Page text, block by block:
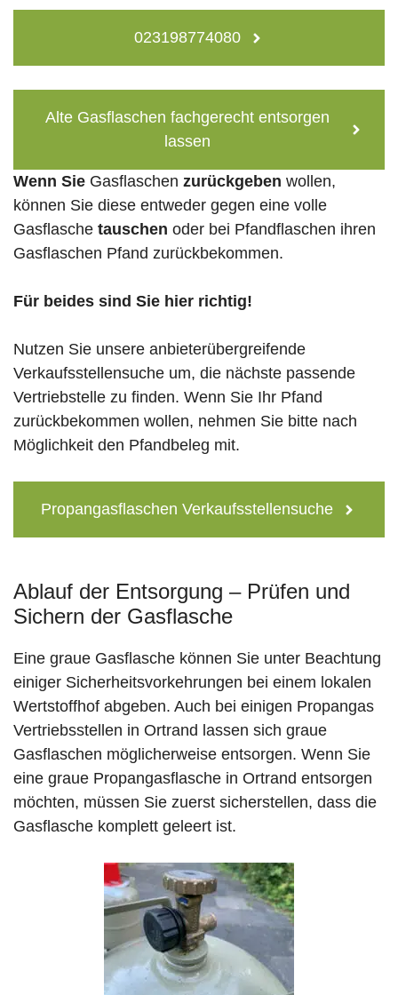
023198774080
Alte Gasflaschen fachgerecht entsorgen
lassen
Wenn Sie Gasflaschen zurückgeben wollen,
können Sie diese entweder gegen eine volle
Gasflasche tauschen oder bei Pfandflaschen ihren
Gasflaschen Pfand zurückbekommen.
Für beides sind Sie hier richtig!
Nutzen Sie unsere anbieterübergreifende
Verkaufsstellensuche um, die nächste passende
Vertriebstelle zu finden. Wenn Sie Ihr Pfand
zurückbekommen wollen, nehmen Sie bitte nach
Möglichkeit den Pfandbeleg mit.
Propangasflaschen Verkaufsstellensuche
Ablauf der Entsorgung – Prüfen und
Sichern der Gasflasche
Eine graue Gasflasche können Sie unter Beachtung
einiger Sicherheitsvorkehrungen bei einem lokalen
Wertstoffhof abgeben. Auch bei einigen Propangas
Vertriebsstellen in Ortrand lassen sich graue
Gasflaschen möglicherweise entsorgen. Wenn Sie
eine graue Propangasflasche in Ortrand entsorgen
möchten, müssen Sie zuerst sicherstellen, dass die
Gasflasche komplett geleert ist.